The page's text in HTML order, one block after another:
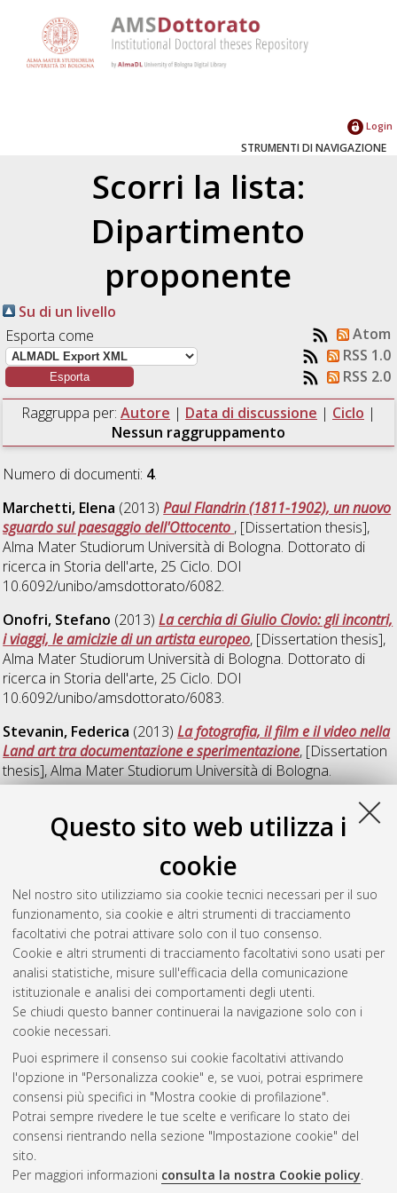
Questo sito web utilizza i
cookie
Nel nostro sito utilizziamo sia cookie tecnici necessari per il suo
funzionamento, sia cookie e altri strumenti di tracciamento
facoltativi che potrai attivare solo con il tuo consenso.
Cookie e altri strumenti di tracciamento facoltativi sono usati per
analisi statistiche, misure sull'efficacia della comunicazione
istituzionale e analisi dei comportamenti degli utenti.
Se chiudi questo banner continuerai la navigazione solo con i
cookie necessari.
Puoi esprimere il consenso sui cookie facoltativi attivando
l'opzione in "Personalizza cookie" e, se vuoi, potrai esprimere
consensi più specifici in "Mostra cookie di profilazione".
Potrai sempre rivedere le tue scelte e verificare lo stato dei
consensi rientrando nella sezione "Impostazione cookie" del
sito.
Per maggiori informazioni consulta la nostra Cookie policy.
Login
STRUMENTI DI NAVIGAZIONE
Scorri la lista:
Dipartimento
proponente
Su di un livello
Esporta come
Atom
RSS 1.0
RSS 2.0
Raggruppa per: Autore | Data di discussione | Ciclo |
Nessun raggruppamento
Numero di documenti: 4.
Marchetti, Elena (2013)Paul Flandrin (1811-1902), un nuovo
sguardo sul paesaggio dell'Ottocento , [Dissertation thesis],
Alma Mater Studiorum Università di Bologna. Dottorato di
ricerca in Storia dell'arte, 25 Ciclo. DOI
10.6092/unibo/amsdottorato/6082.
Onofri, Stefano (2013)La cerchia di Giulio Clovio: gli incontri,
i viaggi, le amicizie di un artista europeo, [Dissertation thesis],
Alma Mater Studiorum Università di Bologna. Dottorato di
ricerca in Storia dell'arte, 25 Ciclo. DOI
10.6092/unibo/amsdottorato/6083.
Stevanin, Federica (2013)La fotografia, il film e il video nella
Land art tra documentazione e sperimentazione, [Dissertation
thesis], Alma Mater Studiorum Università di Bologna.
Dottorato di ricerca inStoria dell'arte, 25 Ciclo. DOI
Tartarini, Chiara(2013) Quadri di sintomi. Teoria della
immagini, storia dell'arte e scienze umane in medicina
[Dissertation thesis], Alma Mater Studiorum Università di
Bologna. Dottorato di ricerca inStoria dell'arte, 25 Ciclo. DOI
10.6092/unibo/amsdottorato/6031.
Questa lista e' stata generata il Thu Aug 6 20:51:36 2026
Atom
Rss 1.0
Rss 2.0
ISSN: 2038-7946